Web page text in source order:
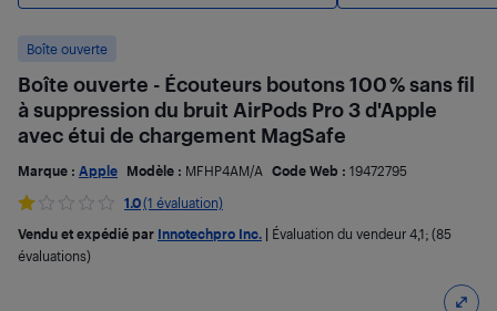
Boîte ouverte
Boîte ouverte - Écouteurs boutons 100 % sans fil
à suppression du bruit AirPods Pro 3 d'Apple
avec étui de chargement MagSafe
Marque : Apple Modèle : MFHP4AM/A Code Web : 19472795
1.0(1 évaluation)
Vendu et expédié par Innotechpro Inc. Évaluation du vendeur 4,1; (85
évaluations)